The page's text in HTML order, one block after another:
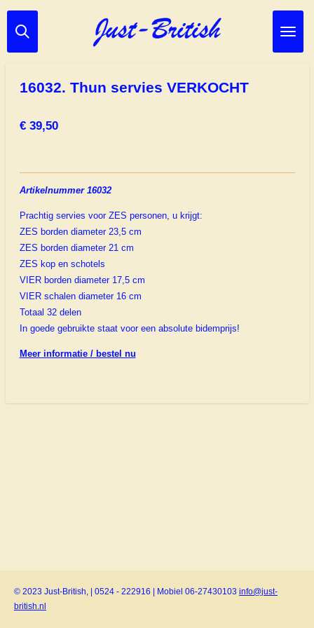
Ga
direct
16032. Thun servies VERKOCHT
€ 39,50
Artikelnummer 16032
Prachtig servies voor ZES personen, u krijgt:
ZES borden diameter 23,5 cm
ZES borden diameter 21 cm
ZES kop en schotels
VIER borden diameter 17,5 cm
VIER schalen diameter 16 cm
Totaal 32 delen
In goede gebruikte staat voor een absolute bidemprijs!
Meer informatie / bestel nu
© 2023 Just-British, | 0524 - 222916 | Mobiel 06-27430103 info@just-
british.nl